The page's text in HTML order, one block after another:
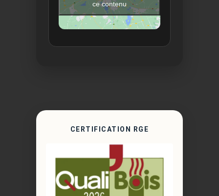
ce contenu
CERTIFICATION RGE